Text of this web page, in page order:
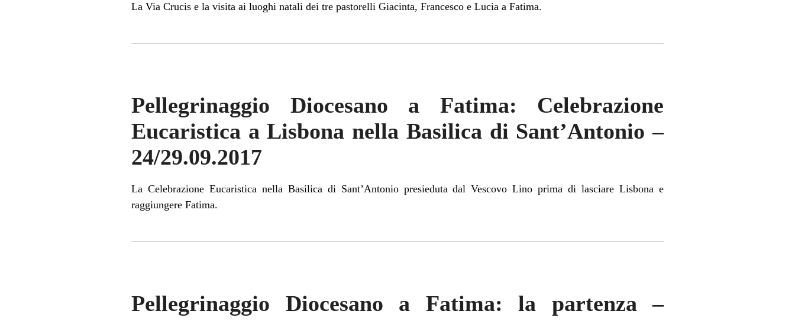
La Via Crucis e la visita ai luoghi natali dei tre pastorelli Giacinta, Francesco e Lucia a Fatima.
Pellegrinaggio Diocesano a Fatima: Celebrazione
Eucaristica a Lisbona nella Basilica di Sant’Antonio –
24/29.09.2017
La Celebrazione Eucaristica nella Basilica di Sant’Antonio presieduta dal Vescovo Lino prima di lasciare Lisbona e
raggiungere Fatima.
Pellegrinaggio Diocesano a Fatima: la partenza –